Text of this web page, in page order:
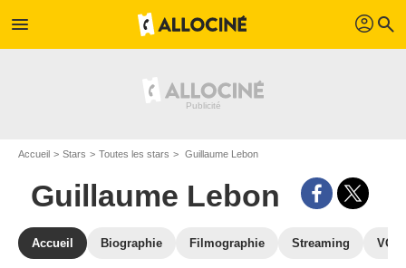
menu profil search
Accueil Stars Toutes les stars Guillaume Lebon
Guillaume Lebon
Accueil Biographie Filmographie Streaming